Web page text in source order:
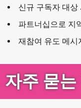
신규 구독자 대상
파트너십으로 지
재참여 유도 메시
자주 묻